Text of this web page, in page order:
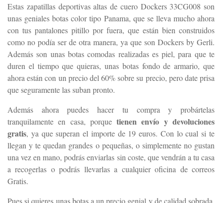
Estas zapatillas deportivas altas de cuero Dockers 33CG008 son
unas geniales botas color tipo Panama, que se lleva mucho ahora
con tus pantalones pitillo por fuera, que están bien construidos
como no podía ser de otra manera, ya que son Dockers by Gerli.
Además son unas botas comodas realizadas es piel, para que te
duren el tiempo que quieras, unas botas fondo de armario, que
ahora están con un precio del 60% sobre su precio, pero date prisa
que seguramente las suban pronto.
Además ahora puedes hacer tu compra y probártelas
tranquilamente en casa, porquetienen envío y devoluciones
gratis, ya que superan el importe de 19 euros. Con lo cual si te
llegan y te quedan grandes o pequeñas, o simplemente no gustan
una vez en mano, podrás enviarlas sin coste, que vendrán a tu casa
a recogerlas o podrás llevarlas a cualquier oficina de correos
Gratis.
Pues si quieres unas botas a un precio genial y de calidad sobrada,